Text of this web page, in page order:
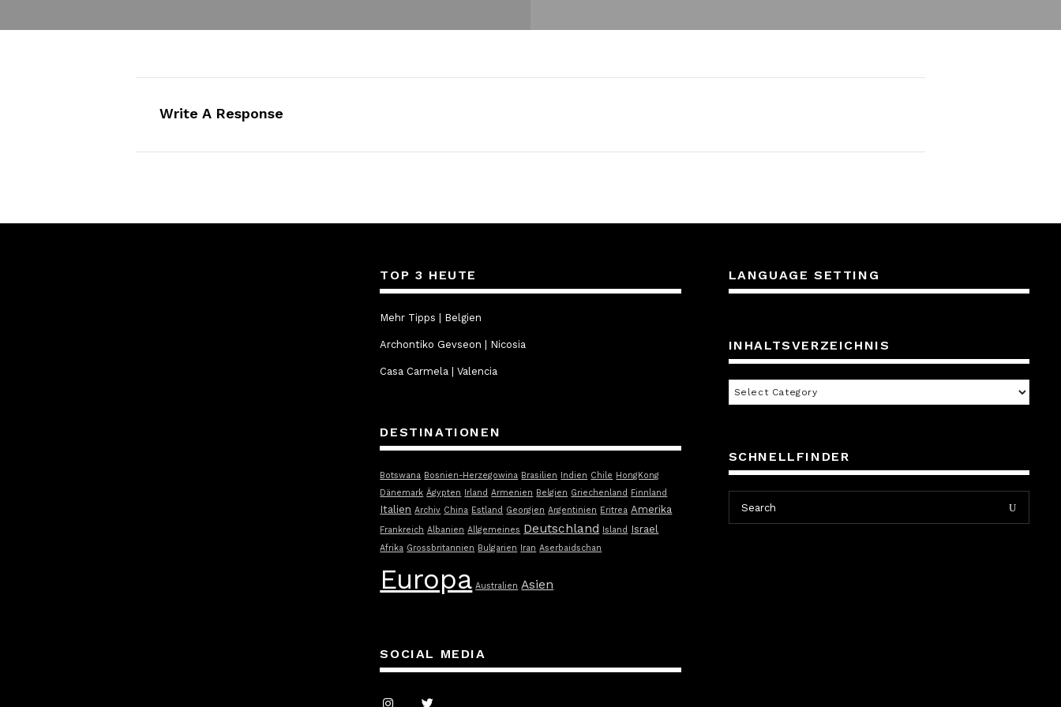
Write A Response
TOP 3 HEUTE
Mehr Tipps | Belgien
Archontiko Gevseon | Nicosia
Casa Carmela | Valencia
DESTINATIONEN
Botswana Bosnien-Herzegowina Brasilien Indien Chile HongKong
Dänemark Ägypten Irland Armenien Belgien Griechenland Finnland
Italien Archiv China Estland Georgien Argentinien Eritrea Amerika
Frankreich Albanien Allgemeines Deutschland Island Israel
Afrika Grossbritannien Bulgarien Iran Aserbaidschan
Europa Australien Asien
SOCIAL MEDIA
LANGUAGE SETTING
INHALTSVERZEICHNIS
Inhaltsverzeichnis
SCHNELLFINDER
Search